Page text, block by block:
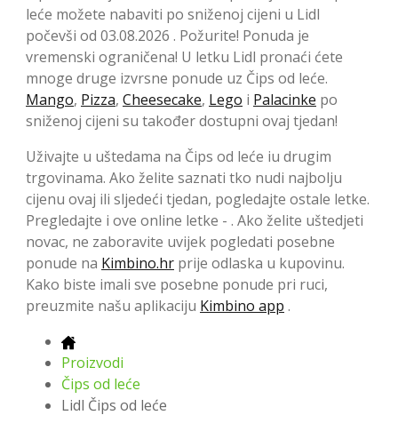
leće možete nabaviti po sniženoj cijeni u Lidl
počevši od 03.08.2026 . Požurite! Ponuda je
vremenski ograničena! U letku Lidl pronaći ćete
mnoge druge izvrsne ponude uz Čips od leće.
Mango, Pizza, Cheesecake, Lego i Palacinke po
sniženoj cijeni su također dostupni ovaj tjedan!
Uživajte u uštedama na Čips od leće iu drugim
trgovinama. Ako želite saznati tko nudi najbolju
cijenu ovaj ili sljedeći tjedan, pogledajte ostale letke.
Pregledajte i ove online letke - . Ako želite uštedjeti
novac, ne zaboravite uvijek pogledati posebne
ponude na Kimbino.hr prije odlaska u kupovinu.
Kako biste imali sve posebne ponude pri ruci,
preuzmite našu aplikaciju Kimbino app .
Proizvodi
Čips od leće
Lidl Čips od leće